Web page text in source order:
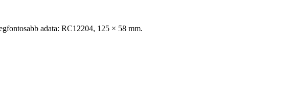
adata: RC12204, 125 × 58 mm.